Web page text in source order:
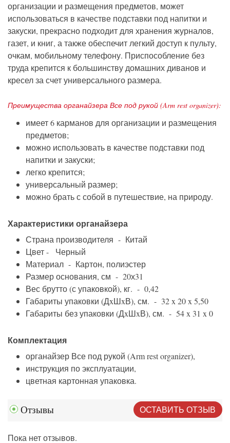
организации и размещения предметов, может
использоваться в качестве подставки под напитки и
закуски, прекрасно подходит для хранения журналов,
газет, и книг, а также обеспечит легкий доступ к пульту,
очкам, мобильному телефону. Приспособление без
труда крепится к большинству домашних диванов и
кресел за счет универсального размера.
Преимущества органайзера Все под рукой (Arm rest organizer):
имеет 6 карманов для организации и размещения
предметов;
можно использовать в качестве подставки под
напитки и закуски;
легко крепится;
универсальный размер;
можно брать с собой в путешествие, на природу.
Характеристики органайзера
Страна производителя - Китай
Цвет - Черный
Материал - Картон, полиэстер
Размер основания, см - 20х31
Вес брутто (с упаковкой), кг. - 0,42
Габариты упаковки (ДxШxВ), см. - 32 x 20 x 5,50
Габариты без упаковки (ДxШxВ), см. - 54 x 31 x 0
Комплектация
органайзер Все под рукой (Arm rest organizer),
инструкция по эксплуатации,
цветная картонная упаковка.
Отзывы ОСТАВИТЬ ОТЗЫВ
Пока нет отзывов.